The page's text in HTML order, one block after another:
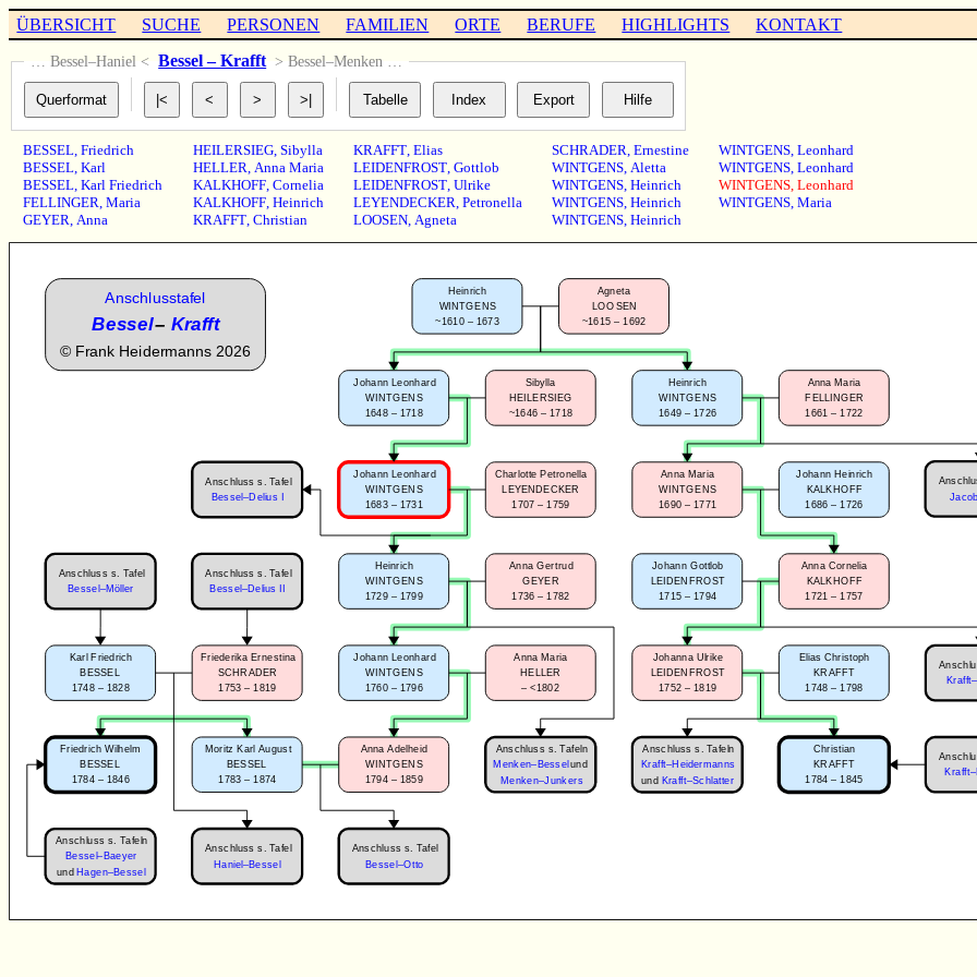
ÜBERSICHT SUCHE PERSONEN FAMILIEN ORTE BERUFE HIGHLIGHTS KONTAKT
… Bessel–Haniel < Bessel – Krafft > Bessel–Menken …
BESSEL,Friedrich
BESSEL,Karl
BESSEL,Karl Friedrich
FELLINGER,Maria
GEYER,Anna
HEILERSIEG, Sibylla
HELLER, Anna Maria
KALKHOFF, Cornelia
KALKHOFF, Heinrich
KRAFFT, Christian
KRAFFT, Elias
LEIDENFROST, Gottlob
LEIDENFROST, Ulrike
LEYENDECKER, Petronella
LOOSEN, Agneta
SCHRADER, Ernestine
WINTGENS, Aletta
WINTGENS, Heinrich
WINTGENS, Heinrich
WINTGENS, Heinrich
WINTGENS, Leonhard
WINTGENS, Leonhard
WINTGENS, Leonhard
WINTGENS, Maria
Anna Adelheid
WINTGENS
1794 – 1859
Moritz Karl August
BESSEL
1783 – 1874
Friederika Ernestina
SCHRADER
1753 – 1819
Karl Friedrich
BESSEL
1748 – 1828
Friedrich Wilhelm
BESSEL
1784 – 1846
Anschlusstafel
Bessel– Krafft
© Frank Heidermanns 2026
Anschluss s. Tafel
Bessel–Otto
Heinrich
WINTGENS
1649 – 1726
Anna Maria
FELLINGER
1661 – 1722
Johann Heinrich
KALKHOFF
1686 – 1726
Anna Maria
WINTGENS
1690 – 1771
Anna Cornelia
KALKHOFF
1721 – 1757
Johann Gottlob
LEIDENFROST
1715 – 1794
Johanna Ulrike
LEIDENFROST
1752 – 1819
Elias Christoph
KRAFFT
1748 – 1798
Christian
KRAFFT
1784 – 1845
Anschluss s. Tafeln
Krafft–Heidermanns
und Krafft–Schlatter
Johann Leonhard
WINTGENS
1760 – 1796
Anna Maria
HELLER
–<1802
Heinrich
WINTGENS
1729 – 1799
Anna Gertrud
GEYER
1736 – 1782
Johann Leonhard
WINTGENS
1683 – 1731
Charlotte Petronella
LEYENDECKER
1707 – 1759
Johann Leonhard
WINTGENS
1648 – 1718
Sibylla
HEILERSIEG
~1646 – 1718
Heinrich
WINTGENS
~1610 – 1673
Agneta
LOOSEN
~1615 – 1692
Anschluss s. Tafel
Bessel–Delius I
Anschluss s. Tafel
Bessel–Delius II
Anschluss s. Tafel
Bessel–Möller
Anschluss s. Tafeln
Menken–Bessel und
Menken–Junkers
Anschluss s. Tafel
Haniel–Bessel
Anschluss s. Tafeln
Bessel–Baeyer
und Hagen–Bessel